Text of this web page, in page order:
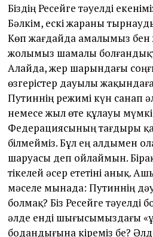
Біздің Ресейге тәуелді
Бәлкім, ескі жараны
Көп жағдайда амалымыз бен
жолымыз шамалы
Алайда, жер шарындағы
өзгерістер дауылы
Путиннің режимі күн санап
немесе жыл өте құлауы
Федерациясының тағдыры
білмейміз. Бұл ең алдымен
шаруасы деп ойлаймын. Бірақ
тікелей әсер ететіні анық.
мәселе мынада: Путиннің
болмақ? Біз Ресейге тәуелді
әлде енді шығысымыздағы
бодандығына кіреміз бе?